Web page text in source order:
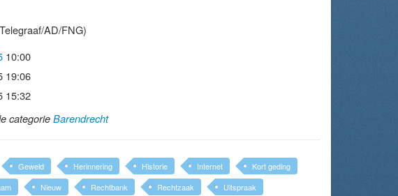
AD/FNG)
10:00
19:06
15:32
categorie Barendrecht
Geweld Herinnering Historie Internet
Kort geding
Nieuw Rechtbank Rechtzaak
Uitspraak